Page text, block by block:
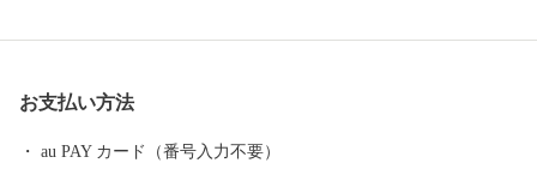
お支払い方法
au PAY カード（番号入力不要）